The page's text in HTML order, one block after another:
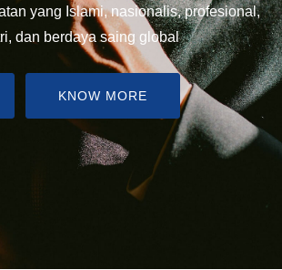
yang Islami, nasionalis, profesional,
dan berdaya saing global
KNOW MORE